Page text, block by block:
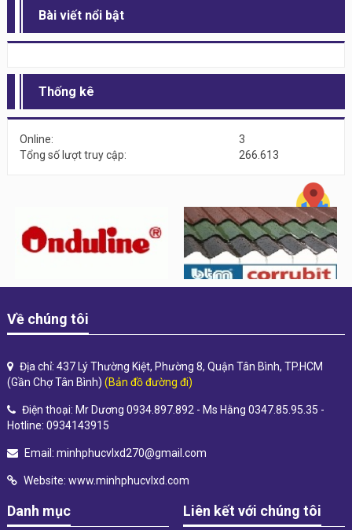
Bài viết nổi bật
Thống kê
Online:
3
Tổng số lượt truy cập:
266.613
Về chúng tôi
Địa chỉ: 437 Lý Thường Kiệt, Phường 8, Quận Tân Bình, TP.HCM
(Gần Chợ Tân Bình) (Bản đồ đường đi)
Điện thoại: Mr Dương 0934.897.892 - Ms Hằng 0347.85.95.35 -
Hotline: 0934143915
Email: minhphucvlxd270@gmail.com
Website: www.minhphucvlxd.com
Danh mục Liên kết với chúng tôi